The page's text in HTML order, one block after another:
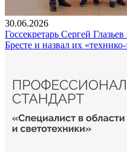
30.06.2026
Госсекретарь Сергей
Бресте и назвал их